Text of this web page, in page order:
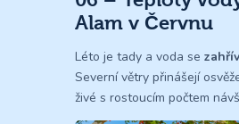
Alam v Červnu
Léto je tady a voda se
Severní větry přinášejí
živé s rostoucím počtem